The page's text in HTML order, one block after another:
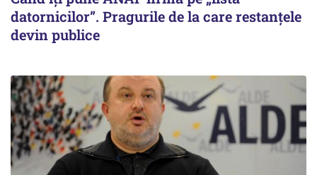
datornicilor”. Pragurile de la care restanțele
devin publice